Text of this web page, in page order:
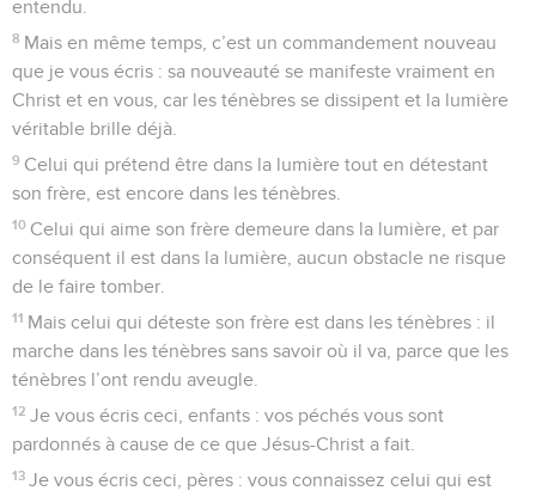
entendu.
8 Mais en même temps, c’est un commandement nouveau
que je vous écris : sa nouveauté se manifeste vraiment en
Christ et en vous, car les ténèbres se dissipent et la lumière
véritable brille déjà.
9 Celui qui prétend être dans la lumière tout en détestant
son frère, est encore dans les ténèbres.
10 Celui qui aime son frère demeure dans la lumière, et par
conséquent il est dans la lumière, aucun obstacle ne risque
de le faire tomber.
11 Mais celui qui déteste son frère est dans les ténèbres : il
marche dans les ténèbres sans savoir où il va, parce que les
ténèbres l’ont rendu aveugle.
12 Je vous écris ceci, enfants : vos péchés vous sont
pardonnés à cause de ce que Jésus-Christ a fait.
13 Je vous écris ceci, pères : vous connaissez celui qui est